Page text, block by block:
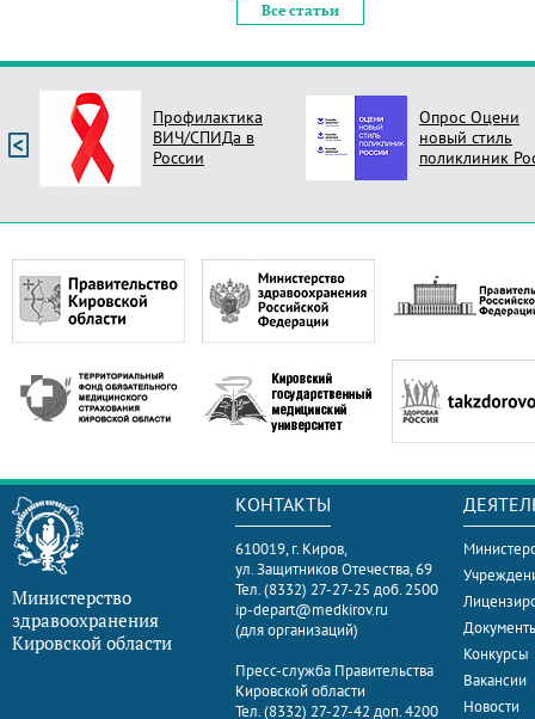
Все статьи
Профилактика
ВИЧ/СПИДа в
России
Опрос Оцени
новый стиль
поликлиник
Министерство
здравоохранения
Кировской области
КОНТАКТЫ
610019, г. Киров,
ул. Защитников Отечества, 69
Тел. (8332) 27-27-25 доб. 2500
ip-depart@medkirov.ru
(для организаций)
Пресс-служба Правительства
Кировской области
Тел. (8332) 27-27-42 доп. 4200
Конкурсы
Вакансии
Новости